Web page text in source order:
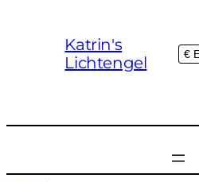
Katrin's
Lichtengel